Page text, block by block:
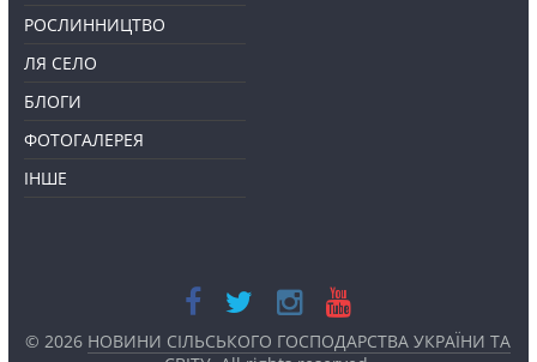
РОСЛИННИЦТВО
ЛЯ СЕЛО
БЛОГИ
ФОТОГАЛЕРЕЯ
ІНШЕ
© 2026 НОВИНИ СІЛЬСЬКОГО ГОСПОДАРСТВА УКРАЇНИ ТА